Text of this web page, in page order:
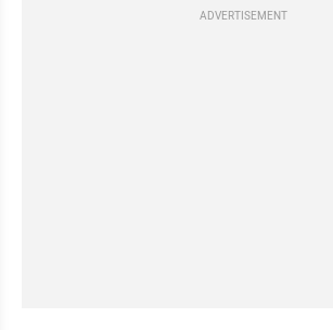
ADVERTISEMENT